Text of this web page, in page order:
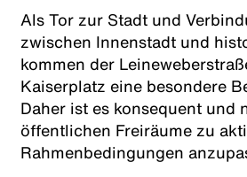
Als Tor zur Stadt und
zwischen Innenstadt und
kommen der
Kaiserplatz eine besondere
Daher ist es konsequent und
öffentlichen Freiräume zu
Rahmenbedingungen